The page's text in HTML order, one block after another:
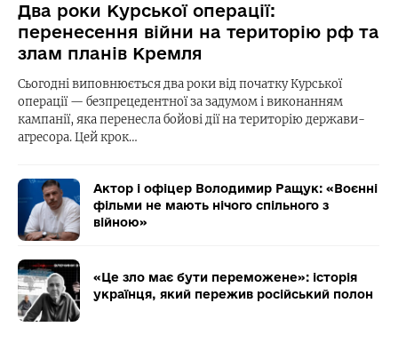
Два роки Курської операції:
перенесення війни на територію рф та
злам планів Кремля
Сьогодні виповнюється два роки від початку Курської
операції — безпрецедентної за задумом і виконанням
кампанії, яка перенесла бойові дії на територію держави-
агресора. Цей крок…
Актор і офіцер Володимир Ращук: «Воєнні
фільми не мають нічого спільного з
війною»
«Це зло має бути переможене»: історія
українця, який пережив російський полон